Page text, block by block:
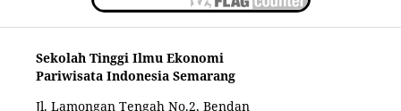
Sekolah Tinggi Ilmu Ekonomi
Pariwisata Indonesia Semarang
Jl. Lamongan Tengah No.2, Bendan